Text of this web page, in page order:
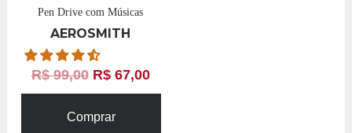
Pen Drive com Músicas
AEROSMITH
R$99,00 R$67,00
Comprar